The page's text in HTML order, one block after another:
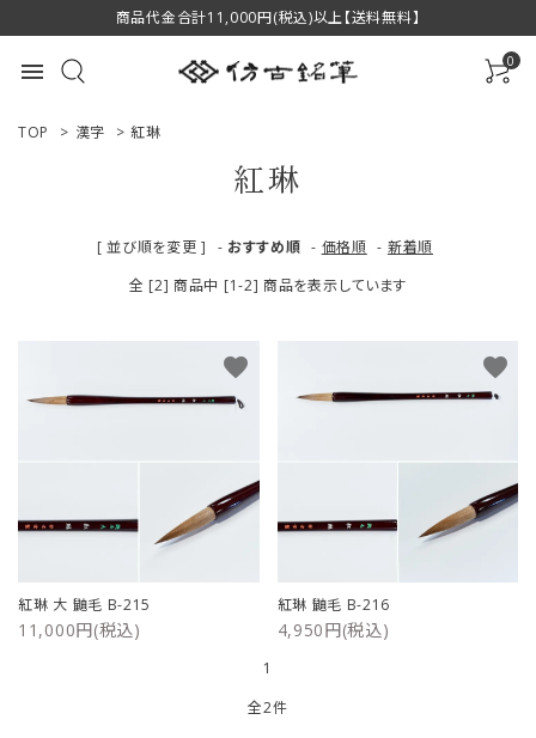
商品代金合計11,000円(税込)以上【送料無料】
menu 0
ACCOUNT MENU
プライバシーポリシー
TOP > 漢字 > 紅琳
紅琳
[ 並び順を変更 ] - おすすめ順 - 価格順 - 新着順
全 [2] 商品中 [1-2] 商品を表示しています
紅琳 大 鼬毛 B-215
11,000円(税込)
favorite
紅琳 鼬毛 B-216
4,950円(税込)
favorite
1
全2件